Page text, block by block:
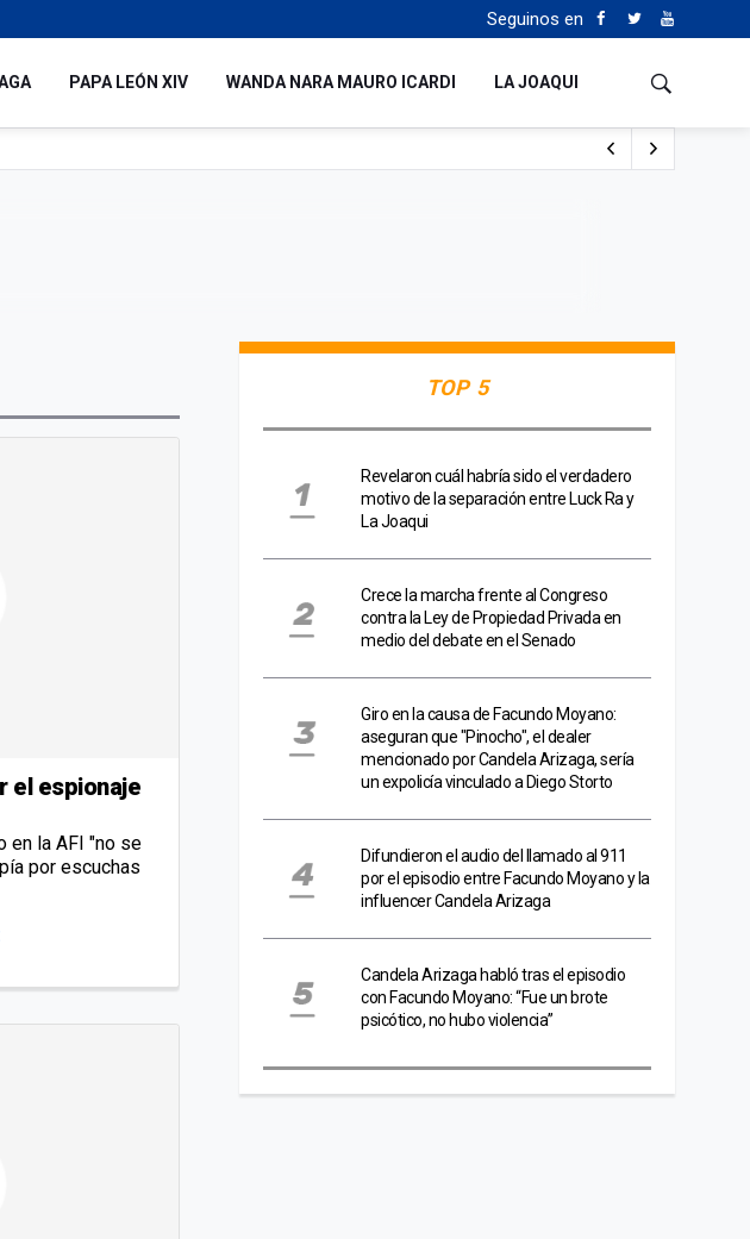
Seguinos en
PAPA LEÓN XIV WANDA NARA MAURO ICARDI LA JOAQUI
“Tengo errores como cualquiera”
el espionaje
en la AFI "no se
por escuchas
TOP 5
Revelaron cuál habría sido el verdadero
motivo de la separación entre Luck Ra y
La Joaqui
Crece la marcha frente al Congreso
contra la Ley de Propiedad Privada en
medio del debate en el Senado
Giro en la causa de Facundo Moyano:
aseguran que "Pinocho", el dealer
mencionado por Candela Arizaga, sería
un expolicía vinculado a Diego Storto
Difundieron el audio del llamado al 911
por el episodio entre Facundo Moyano y la
influencer Candela Arizaga
Candela Arizaga habló tras el episodio
con Facundo Moyano: “Fue un brote
psicótico, no hubo violencia”